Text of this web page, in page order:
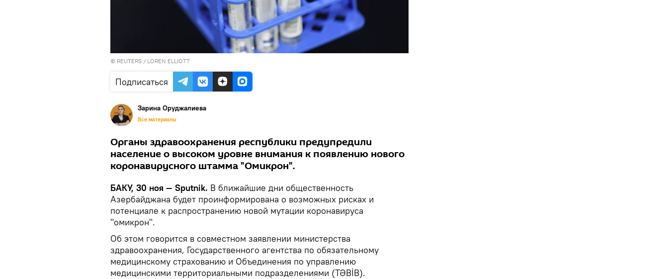
© REUTERS / LOREN ELLIOTT
Подписаться
Зарина Оруджалиева
Все материалы
Органы здравоохранения республики предупредили
население о высоком уровне внимания к появлению нового
коронавирусного штамма "Омикрон".
БАКУ, 30 ноя — Sputnik. В ближайшие дни общественность
Азербайджана будет проинформирована о возможных рисках и
потенциале к распространению новой мутации коронавируса
"омикрон".
Об этом говорится в совместном заявлении министерства
здравоохранения, Государственного агентства по обязательному
медицинскому страхованию и Объединения по управлению
медицинскими территориальными подразделениями (TƏBİB).